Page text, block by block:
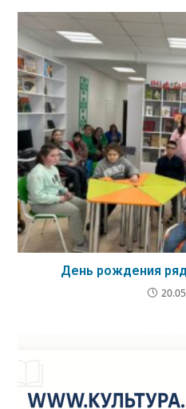
День рождения